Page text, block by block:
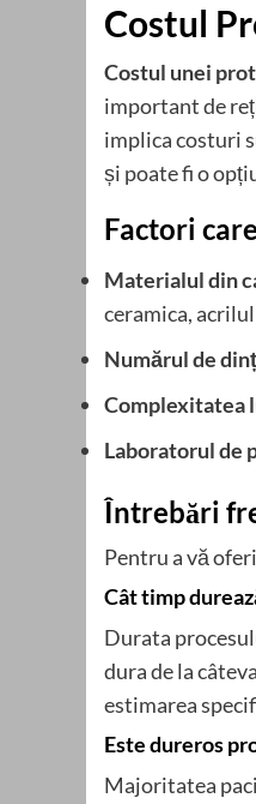
Costul
Costul unei
important de
implica costuri
și poate fi o
Factori
Materialul din
ceramica,
Numărul de
Complexitatea
Laboratorul de
Întrebări
Pentru a vă
Cât timp
Durata
dura de la
estimarea
Este dureros
Majoritatea